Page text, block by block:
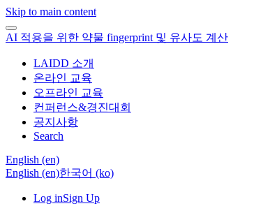
Skip to main content
AI 적용을 위한 약물 fingerprint 및 유사도 계산
LAIDD 소개
온라인 교육
오프라인 교육
컨퍼런스&경진대회
공지사항
Search
English ‎(en)‎
English ‎(en)‎한국어 ‎(ko)‎
Log inSign Up